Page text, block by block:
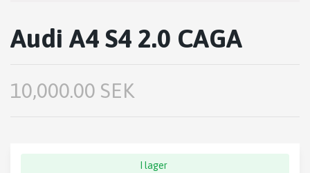
Audi A4 S4 2.0 CAGA
10,000.00 SEK
I lager